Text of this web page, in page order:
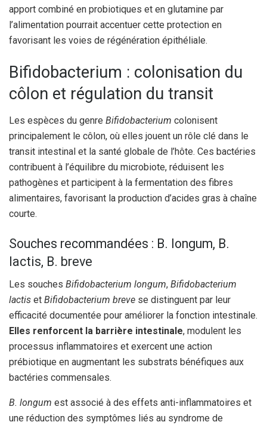
apport combiné en probiotiques et en glutamine par
l’alimentation pourrait accentuer cette protection en
favorisant les voies de régénération épithéliale.
Bifidobacterium : colonisation du
côlon et régulation du transit
Les espèces du genre Bifidobacterium colonisent
principalement le côlon, où elles jouent un rôle clé dans le
transit intestinal et la santé globale de l’hôte. Ces bactéries
contribuent à l’équilibre du microbiote, réduisent les
pathogènes et participent à la fermentation des fibres
alimentaires, favorisant la production d’acides gras à chaîne
courte.
Souches recommandées : B. longum, B.
lactis, B. breve
Les souches Bifidobacterium longum, Bifidobacterium
lactis et Bifidobacterium breve se distinguent par leur
efficacité documentée pour améliorer la fonction intestinale.
Elles renforcent la barrière intestinale, modulent les
processus inflammatoires et exercent une action
prébiotique en augmentant les substrats bénéfiques aux
bactéries commensales.
B. longum est associé à des effets anti-inflammatoires et
une réduction des symptômes liés au syndrome de